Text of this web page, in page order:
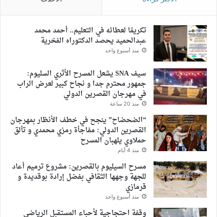
تكريمًا لعطائه في التعليم.. أحمد محمد
عبدالحميد يحصد الدكتوراه الفخرية
منذ أسبوع واحد
سيف SNA يشعل المسرح الأثري السليوم:
جمهور محترم جدا و نجاح كبير لعرض الراب
في مهرجان القصرين الدولي
منذ 20 ساعة
“الضحضاح” ينجح في خطف الأنظار بمهرجان
القصرين الدولي: مفاجأة رمزي محمدي و تألق
حملاوي يلهبان المسرح
منذ 4 أيام
مسرح السيليوم بالقصرين: مشروع ترميم أعاد
للجهة وجهها الثقافي بفضل إرادة بوقديدة و
قرمازي
منذ أسبوع واحد
وقفة احتجاجية لأحباء المستقبل الرياضي